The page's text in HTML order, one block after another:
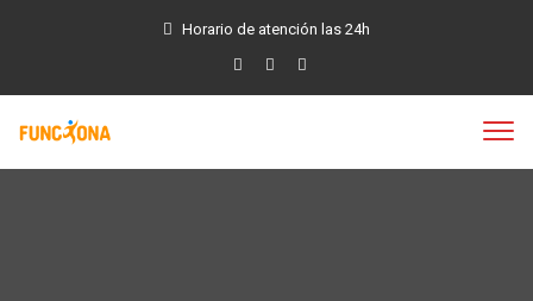
Horario de atención las 24h